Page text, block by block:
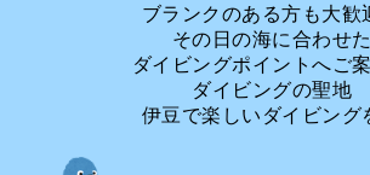
ブランクのある方も大歓
その日の海に合わせた
ダイビングポイントへご案
ダイビングの聖地
伊豆で楽しいダイビング